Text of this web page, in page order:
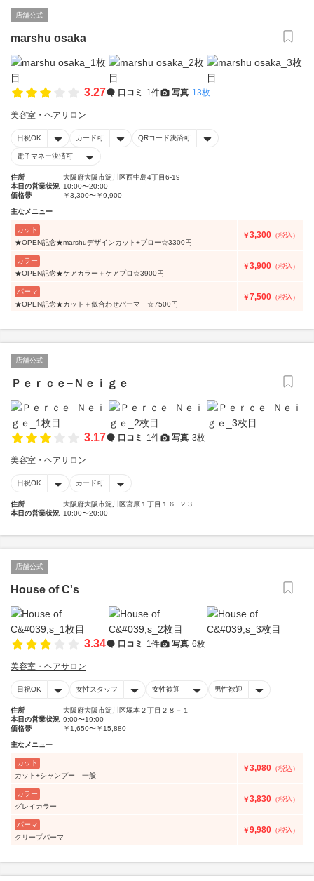
店舗公式
marshu osaka
3.27 口コミ 1件 写真 13枚
美容室・ヘアサロン
日祝OK カード可 QRコード決済可
電子マネー決済可
住所
大阪府大阪市淀川区西中島4丁目6-19
本日の営業状況 10:00〜20:00
価格帯
￥3,300〜￥9,900
主なメニュー
カット
★OPEN記念★marshuデザインカット+ブロー☆3300円
￥3,300 （税込）
カラー
★OPEN記念★ケアカラー＋ケアプロ☆3900円
￥3,900 （税込）
パーマ
★OPEN記念★カット＋似合わせパーマ ☆7500円
￥7,500 （税込）
店舗公式
Ｐｅｒｃｅ−Ｎｅｉｇｅ
3.17 口コミ 1件 写真 3枚
美容室・ヘアサロン
日祝OK カード可
住所
大阪府大阪市淀川区宮原１丁目１６−２３
本日の営業状況 10:00〜20:00
店舗公式
House of C's
3.34 口コミ 1件 写真 6枚
美容室・ヘアサロン
日祝OK 女性スタッフ 女性歓迎 男性歓迎
住所
大阪府大阪市淀川区塚本２丁目２８－１
本日の営業状況 9:00〜19:00
価格帯
￥1,650〜￥15,880
主なメニュー
カット
カット+シャンプー 一般
￥3,080 （税込）
カラー
グレイカラー
￥3,830 （税込）
パーマ
クリープパーマ
￥9,980 （税込）